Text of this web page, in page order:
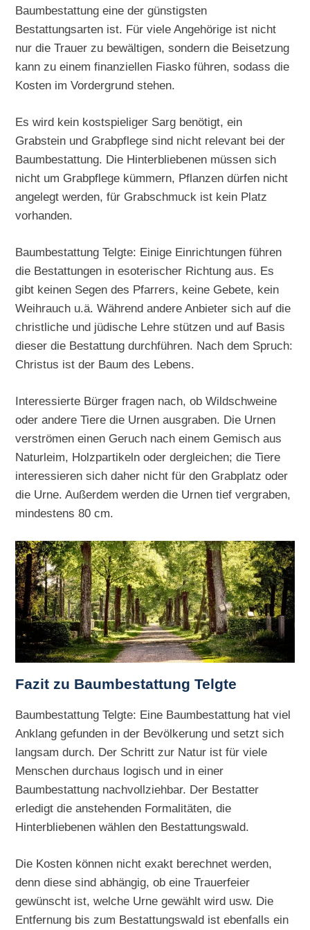
Baumbestattung eine der günstigsten
Bestattungsarten ist. Für viele Angehörige ist nicht
nur die Trauer zu bewältigen, sondern die Beisetzung
kann zu einem finanziellen Fiasko führen, sodass die
Kosten im Vordergrund stehen.
Es wird kein kostspieliger Sarg benötigt, ein
Grabstein und Grabpflege sind nicht relevant bei der
Baumbestattung. Die Hinterbliebenen müssen sich
nicht um Grabpflege kümmern, Pflanzen dürfen nicht
angelegt werden, für Grabschmuck ist kein Platz
vorhanden.
Baumbestattung Telgte: Einige Einrichtungen führen
die Bestattungen in esoterischer Richtung aus. Es
gibt keinen Segen des Pfarrers, keine Gebete, kein
Weihrauch u.ä. Während andere Anbieter sich auf die
christliche und jüdische Lehre stützen und auf Basis
dieser die Bestattung durchführen. Nach dem Spruch:
Christus ist der Baum des Lebens.
Interessierte Bürger fragen nach, ob Wildschweine
oder andere Tiere die Urnen ausgraben. Die Urnen
verströmen einen Geruch nach einem Gemisch aus
Naturleim, Holzpartikeln oder dergleichen; die Tiere
interessieren sich daher nicht für den Grabplatz oder
die Urne. Außerdem werden die Urnen tief vergraben,
mindestens 80 cm.
Fazit zu Baumbestattung Telgte
Baumbestattung Telgte: Eine Baumbestattung hat viel
Anklang gefunden in der Bevölkerung und setzt sich
langsam durch. Der Schritt zur Natur ist für viele
Menschen durchaus logisch und in einer
Baumbestattung nachvollziehbar. Der Bestatter
erledigt die anstehenden Formalitäten, die
Hinterbliebenen wählen den Bestattungswald.
Die Kosten können nicht exakt berechnet werden,
denn diese sind abhängig, ob eine Trauerfeier
gewünscht ist, welche Urne gewählt wird usw. Die
Entfernung bis zum Bestattungswald ist ebenfalls ein